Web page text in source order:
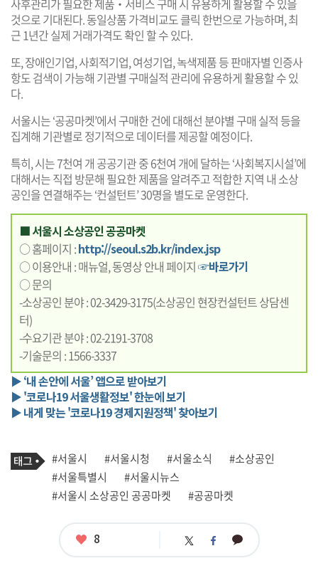
사후관리가 필요한 제품‧서비스 구매 시 유용하게 활용할 수 있을
것으로 기대된다. 동일상품 가격비교도 클릭 한번으로 가능하며, 최
근 1년간 실제 거래가격도 확인 할 수 있다.
또, 장애인기업, 사회적기업, 여성기업, 녹색제품 등 판매자별 인증사
항도 검색이 가능해 기관별 구매실적 관리에 유용하게 활용할 수 있
다.
서울시는 ‘공공마켓’에서 구매한 건에 대해선 분야별 구매 실적 등을
집계해 기관별로 정기적으로 데이터를 제공할 예정이다.
특히, 시는 7천여 개 공공기관 중 6천여 개에 달하는 ‘사회복지시설’에
대해서는 직접 방문해 필요한 제품을 알려주고 적합한 지역 내 소상
공인을 연결해주는 ‘컨설턴트’ 30명을 별도로 운영한다.
■ 서울시 소상공인 공공마켓
○ 홈페이지 :http://seoul.s2b.kr/index.jsp
○ 이용안내 : 매뉴얼, 동영상 안내 페이지☞바로가기
○ 문의
-소상공인 분야 : 02-3429-3175(소상공인 현장컨설턴트 상담센
터)
-수요기관 분야 : 02-2191-3708
-기술문의 : 1566-3337
▶ ‘내 손안에 서울’ 앱으로 받아보기
▶ '코로나19 서울생활정보' 한눈에 보기
▶ 내게 맞는 '코로나19 경제지원정책' 찾아보기
기
사
관
련
태
태
그
#서울시 #서울시청 #서울소식
#소상공인
#서울특별시
#서울시뉴스
#서울시 소상공인 공공마켓
#공공마켓
좋
8 트 페 카